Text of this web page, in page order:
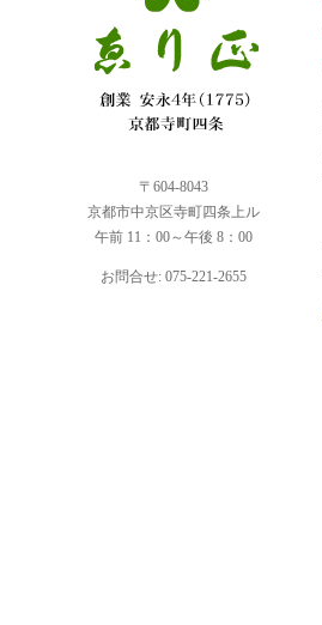
〒604-8043
京都市中京区寺町四条上ル
午前 11：00～午後 8：00
お問合せ: 075-221-2655